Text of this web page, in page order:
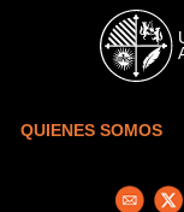
Skip to main content
QUIENES SOMOS